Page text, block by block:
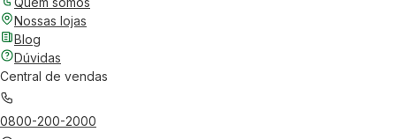
Nossas lojas
Blog
Dúvidas
Central de vendas
0800-200-2000